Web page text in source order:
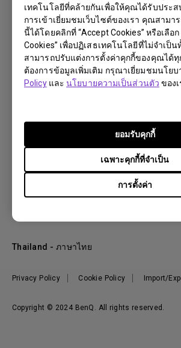
เทคโนโลยีที่คล้ายกันเพื่อให้คุณได้รับประ
การเข้าเยี่ยมชมเว็บไซต์ของเรา คุณสามา
นี้ได้โดยคลิกที่ “Accept Cookies” หรือเลือก
Cookies” เพื่อปฏิเสธเทคโนโลยีที่ไม่จำเป็
สามารถปรับแต่งการตั้งค่าคุกกี้ของคุณได้ทุ
ต้องการข้อมูลเพิ่มเติม กรุณาเยี่ยมชมนโย
Policyและนโยบายความเป็นส่วนตัว ของ
การตั้งค่า
เฉพาะคุกกี้ที่จำเป็น
ยอมรับคุกกี้
ติดตามเรา
Products
โปรเจคเตอร์
Solutions
เกมและอีสปอร์ต
ค้นหาการดาวน์โหลด
คำนวณระยะทางฉายโปรเจคเตอร์
ศูนย์ความรู้
Leadership
Lazada Official Store
Copyright © 2024 BenQ. All rights reserved.
Privacy Policy Cookie Policy Import/
Thailand - ภาษาไทย